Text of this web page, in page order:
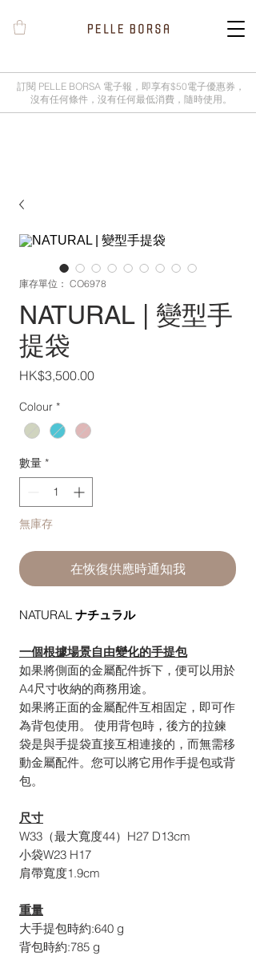
訂閱 PELLE BORSA 電子報，即享有$50電子優惠券，
沒有任何條件，沒有任何最低消費，隨時使用。
庫存單位： CO6978
NATURAL | 變型手
提袋
HK$3,500.00價
Colour *
數量 *
無庫存
在恢復供應時通知我
NATURAL ナチュラル
一個根據場景自由變化的手提包
如果將側面的金屬配件拆下，便可以用於
A4尺寸收納的商務用途。
如果將正面的金屬配件互相固定，即可作
為背包使用。 使用背包時，後方的拉鍊
袋是與手提袋直接互相連接的，而無需移
動金屬配件。您可以將它用作手提包或背
包。
尺寸
W33 （最大寬度44） H27 D13cm
小袋W23 H17
肩帶寬度1.9cm
重量
大手提包時約:640 g
背包時約:785 g